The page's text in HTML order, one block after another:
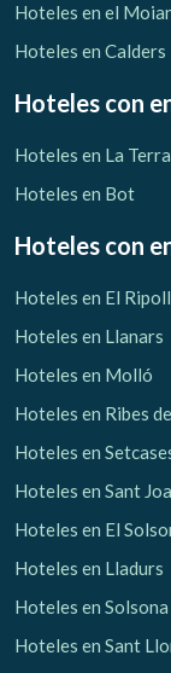
Hoteles en el
Hoteles en Calders
Hoteles con
Hoteles en La
Hoteles en Bot
Hoteles con
Hoteles en El
Hoteles en Llanars
Hoteles en Molló
Hoteles en Ribes
Hoteles en
Hoteles en Sant
Hoteles en El
Hoteles en Lladurs
Hoteles en Solsona
Hoteles en Sant